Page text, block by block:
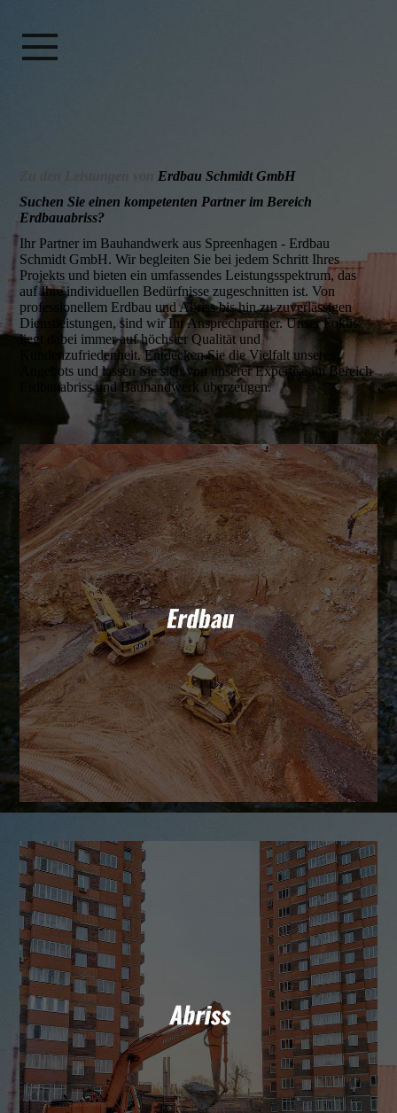
Zu den Leistungen von Erdbau Schmidt GmbH
Suchen Sie einen kompetenten Partner im Bereich
Erdbauabriss?
Ihr Partner im Bauhandwerk aus Spreenhagen - Erdbau
Schmidt GmbH. Wir begleiten Sie bei jedem Schritt Ihres
Projekts und bieten ein umfassendes Leistungsspektrum, das
auf Ihre individuellen Bedürfnisse zugeschnitten ist. Von
professionellem Erdbau und Abriss bis hin zu zuverlässigen
Dienstleistungen, sind wir Ihr Ansprechpartner. Unser Fokus
liegt dabei immer auf höchster Qualität und
Kundenzufriedenheit. Entdecken Sie die Vielfalt unseres
Angebots und lassen Sie sich von unserer Expertise im Bereich
Erdbauabriss und Bauhandwerk überzeugen.